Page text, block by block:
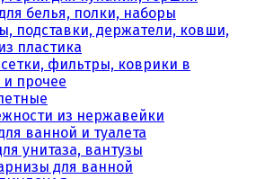
белья, полки, наборы
подставки, держатели, ковши,
пластика
фильтры, коврики в
и прочее
из нержавейки
ванной и туалета
унитаза, вантузы
для ванной